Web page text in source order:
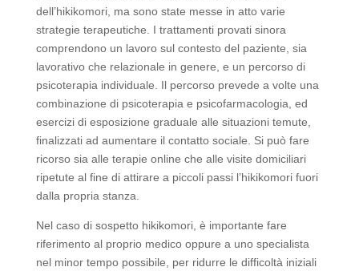
dell’hikikomori, ma sono state messe in atto varie
strategie terapeutiche. I trattamenti provati sinora
comprendono un lavoro sul contesto del paziente, sia
lavorativo che relazionale in genere, e un percorso di
psicoterapia individuale. Il percorso prevede a volte una
combinazione di psicoterapia e psicofarmacologia, ed
esercizi di esposizione graduale alle situazioni temute,
finalizzati ad aumentare il contatto sociale. Si può fare
ricorso sia alle terapie online che alle visite domiciliari
ripetute al fine di attirare a piccoli passi l’hikikomori fuori
dalla propria stanza.
Nel caso di sospetto hikikomori, è importante fare
riferimento al proprio medico oppure a uno specialista
nel minor tempo possibile, per ridurre le difficoltà iniziali